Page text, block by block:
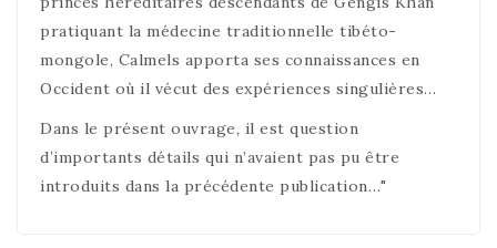
pratiquant la médecine traditionnelle tibéto-
mongole, Calmels apporta ses connaissances en
Occident où il vécut des expériences singulières…
Dans le présent ouvrage, il est question
d’importants détails qui n’avaient pas pu être
introduits dans la précédente publication…"